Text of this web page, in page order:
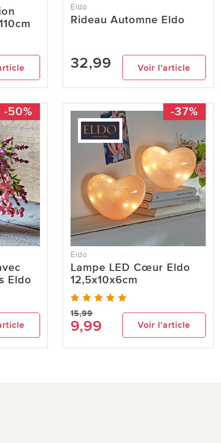
Eldo
Rideau Automne Eldo
32,99 Voir l’article
-50%
Eldo
-37%
Eldo
Lampe LED Cœur Eldo
12,5x10x6cm
15,99
9,99 Voir l’article